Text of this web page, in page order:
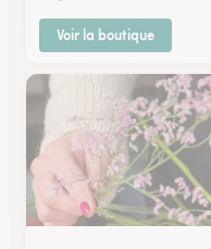
Voir la boutique